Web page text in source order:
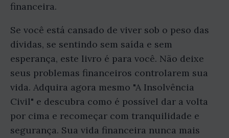
financeira.
Se você está cansado de viver sob o peso das
dívidas, se sentindo sem saída e sem
esperança, este livro é para você. Não deixe
seus problemas financeiros controlarem sua
vida. Adquira agora mesmo "A Insolvência
Civil" e descubra como é possível dar a volta
por cima e recomeçar com tranquilidade e
segurança. Sua vida financeira nunca mais